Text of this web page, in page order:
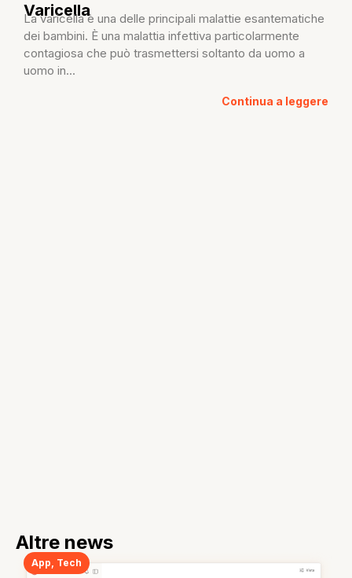
Varicella
La varicella è una delle principali malattie esantematiche
dei bambini. È una malattia infettiva particolarmente
contagiosa che può trasmettersi soltanto da uomo a
uomo in...
Continua a leggere
Altre news
App Tech